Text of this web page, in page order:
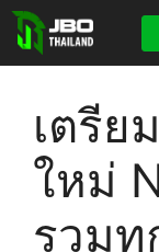
Skip
content
เตรีย
ใหม่
รวม